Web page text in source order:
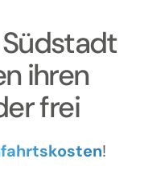
ihren
frei
!